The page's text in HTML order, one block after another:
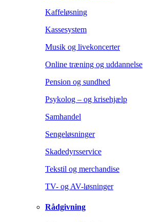
Kaffeløsning
Kassesystem
Musik og livekoncerter
Online træning og uddannelse
Pension og sundhed
Psykolog – og krisehjælp
Samhandel
Sengeløsninger
Skadedyrsservice
Tekstil og merchandise
TV- og AV-løsninger
Rådgivning